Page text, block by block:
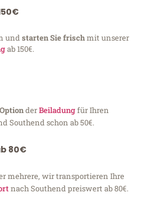
undstarten Sie frischmit unserer
ab 150€.
derBeiladungfür Ihren
Southend schon ab 50€.
80€
mehrere, wir transportieren Ihre
nach Southend preiswert ab 80€.